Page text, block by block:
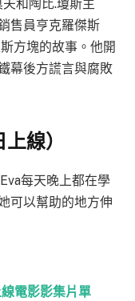
和陶比.瓊斯主
售員亨克羅傑斯
方塊的故事。他開
幕後方謊言與腐敗
線）
每天晚上都在學
可以幫助的地方伸
電影影集片單